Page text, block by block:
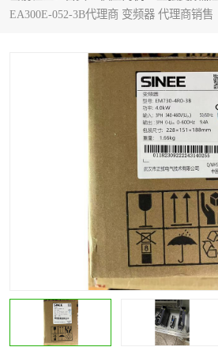
EA300E-052-3B代理商 变频器 代理商销售
魏德米勒工具 西
其
安
普
魏德米勒继电器 施